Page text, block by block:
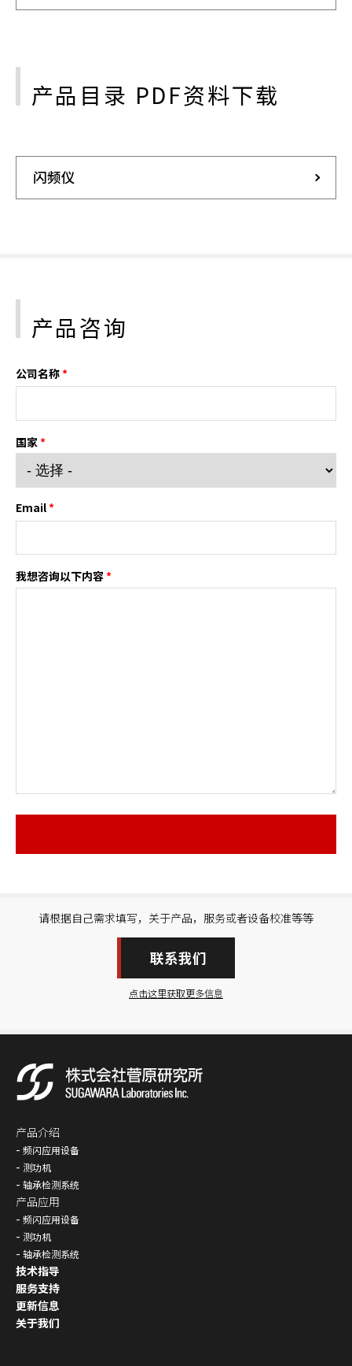
产品目录 PDF资料下载
闪频仪
产品咨询
公司名称*
国家 *
Email*
我想咨询以下内容*
请根据自己需求填写，关于产品，服务或者设备校准等等
联系我们
点击这里获取更多信息
产品介绍
频闪应用设备
测功机
轴承检测系统
产品应用
频闪应用设备
测功机
轴承检测系统
技术指导
服务支持
更新信息
关于我们